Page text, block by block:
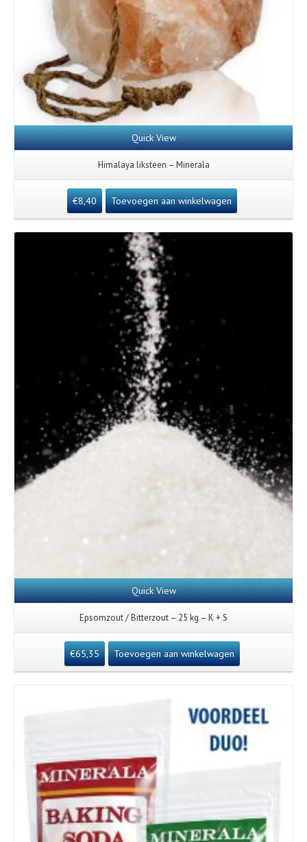
Quick View
Himalaya liksteen – Minerala
€8,40 Toevoegen aan winkelwagen
Details
Quick View
Epsomzout / Bitterzout – 25 kg – K + S
€65,35 Toevoegen aan winkelwagen
Details